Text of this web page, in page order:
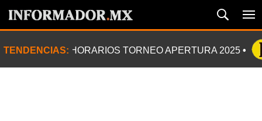
TENDENCIAS: HORARIOS TORNEO APERTURA 2025